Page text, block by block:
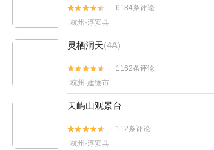


6184条评论
杭州·淳安县
灵栖洞天(4A)


1162条评论
杭州·建德市
天屿山观景台


112条评论
杭州·淳安县